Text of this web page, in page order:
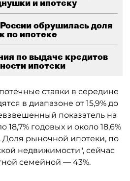
и ипотеку
обрушилась доля
по ипотеке
по выдаче кредитов
ипотеки
ставки в середине
в диапазоне от 15,9% до
показатель на
18,7% годовых и около 18,6%
Доля рыночной ипотеки, по
недвижимости", сейчас
семейной — 43%.